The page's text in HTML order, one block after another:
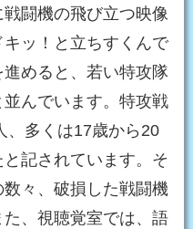
闘機の飛び立つ映像
ッ！と立ちすくんで
めると、若い特攻隊
んでいます。特攻戦
、多くは17歳から20
記されています。そ
々、破損した戦闘機
、視聴覚室では、語